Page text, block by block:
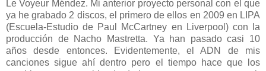
Le Voyeur Méndez. Mi anterior proyecto personal con el que
ya he grabado 2 discos, el primero de ellos en 2009 en LIPA
(Escuela-Estudio de Paul McCartney en Liverpool) con la
producción de Nacho Mastretta. Ya han pasado casi 10
años desde entonces. Evidentemente, el ADN de mis
canciones sigue ahí dentro pero el tiempo hace que los